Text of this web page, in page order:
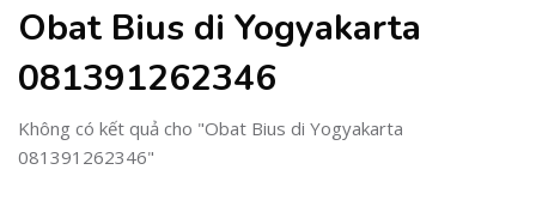
Obat Bius di Yogyakarta
081391262346
Không có kết quả cho "Obat Bius di Yogyakarta
081391262346"